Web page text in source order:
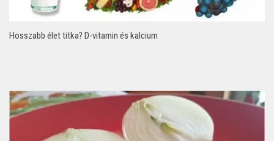
Hosszabb élet titka? D-vitamin és kalcium